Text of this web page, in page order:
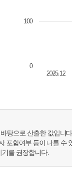
2025.12
0
100
탕으로 산출한 값입니다.
포함여부 등이 다를 수
를 권장합니다.